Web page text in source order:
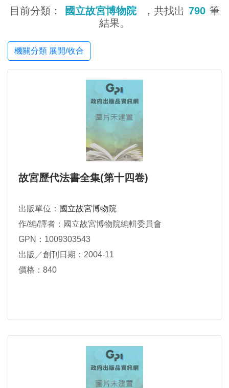
目前分類： 國立故宮博物院 ，共找出 790 筆
結果。
機關分類 展開/收合
故宮歷代法書全集(第十四卷)
出版單位： 國立故宮博物院
作/編/譯者：國立故宮博物院編輯委員會
GPN：1009303543
出版／創刊日期：2004-11
價格：840